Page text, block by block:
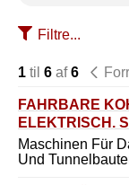
Filtre...
1 til 6 af6
FAHRBARE
ELEKTRISCH.
Maschinen Für
Und